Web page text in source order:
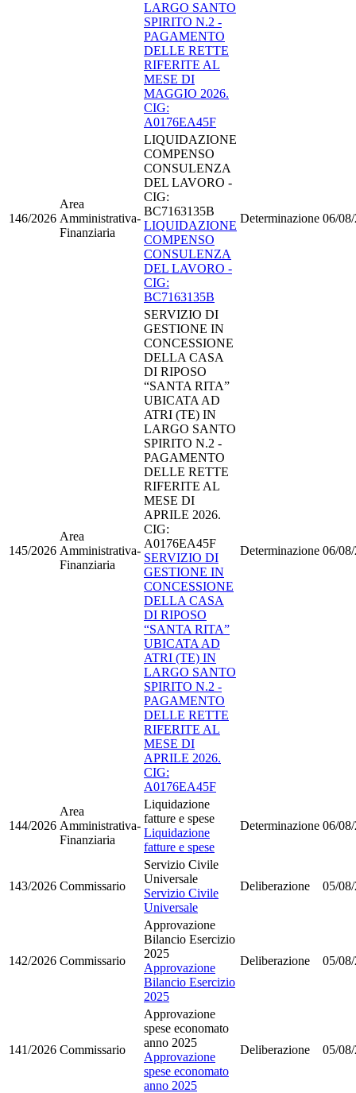
LARGO SANTO
SPIRITO N.2 -
PAGAMENTO
DELLE RETTE
RIFERITE AL
MESE DI
MAGGIO 2026.
CIG:
A0176EA45F
146/2026
Area
Amministrativa-
Finanziaria
LIQUIDAZIONE
COMPENSO
CONSULENZA
DEL LAVORO -
CIG:
BC7163135B
LIQUIDAZIONE
COMPENSO
CONSULENZA
DEL LAVORO -
CIG:
BC7163135B
Determinazione 06/
145/2026
Area
Amministrativa-
Finanziaria
SERVIZIO DI
GESTIONE IN
CONCESSIONE
DELLA CASA
DI RIPOSO
“SANTA RITA”
UBICATA AD
ATRI (TE) IN
LARGO SANTO
SPIRITO N.2 -
PAGAMENTO
DELLE RETTE
RIFERITE AL
MESE DI
APRILE 2026.
CIG:
A0176EA45F
SERVIZIO DI
GESTIONE IN
CONCESSIONE
DELLA CASA
DI RIPOSO
“SANTA RITA”
UBICATA AD
ATRI (TE) IN
LARGO SANTO
SPIRITO N.2 -
PAGAMENTO
DELLE RETTE
RIFERITE AL
MESE DI
APRILE 2026.
CIG:
A0176EA45F
Determinazione 06/
144/2026
Area
Amministrativa-
Finanziaria
Liquidazione
fatture e spese
Liquidazione
fatture e spese
Determinazione 06/
143/2026 Commissario
Servizio Civile
Universale
Servizio Civile
Universale
Deliberazione 05/
142/2026 Commissario
Approvazione
Bilancio Esercizio
2025
Approvazione
Bilancio Esercizio
2025
Deliberazione 05/
141/2026 Commissario
Approvazione
spese economato
anno 2025
Approvazione
spese economato
anno 2025
Deliberazione 05/